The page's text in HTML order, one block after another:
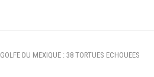
GOLFE DU MEXIQUE : 38 TORTUES ECHOUEES